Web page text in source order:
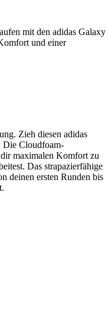
mit den adidas Galaxy
und einer
Zieh diesen adidas
Die Cloudfoam-
maximalen Komfort zu
Das strapazierfähige
deinen ersten Runden bis